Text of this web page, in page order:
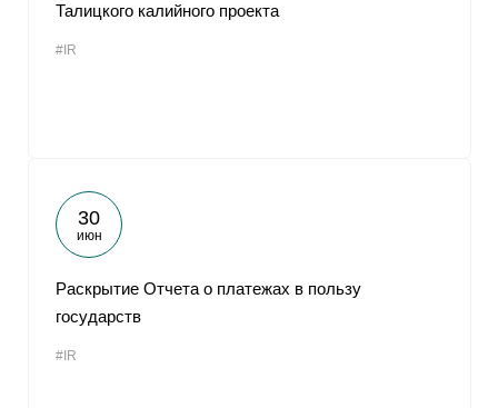
Талицкого калийного проекта
#IR
30
июн
Раскрытие Отчета о платежах в пользу
государств
#IR